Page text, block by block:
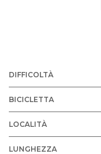
DIFFICOLTÀ
BICICLETTA
LOCALITÀ
LUNGHEZZA